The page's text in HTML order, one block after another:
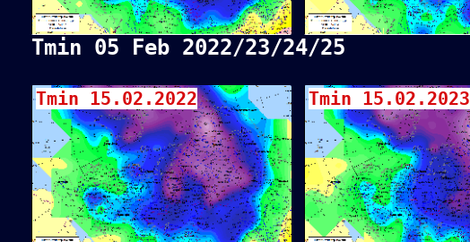
Tmin 05 Feb 2022/23/24/25
Tmin 15.02.2022 Tmin 15.02.2023